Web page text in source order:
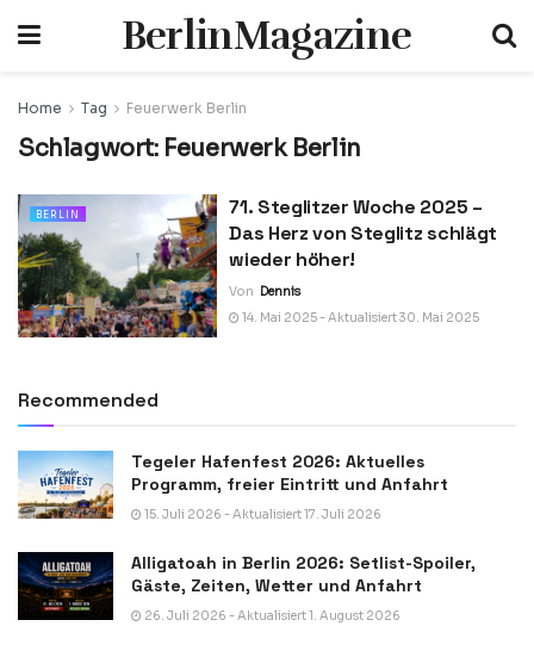
BerlinMagazine
Home Tag Feuerwerk Berlin
Schlagwort: Feuerwerk Berlin
BERLIN
71. Steglitzer Woche 2025 –
Das Herz von Steglitz schlägt
wieder höher!
Von Dennis
14. Mai 2025 - Aktualisiert 30. Mai 2025
Recommended
Tegeler Hafenfest 2026: Aktuelles
Programm, freier Eintritt und Anfahrt
15. Juli 2026 - Aktualisiert 17. Juli 2026
Alligatoah in Berlin 2026: Setlist-Spoiler,
Gäste, Zeiten, Wetter und Anfahrt
26. Juli 2026 - Aktualisiert 1. August 2026